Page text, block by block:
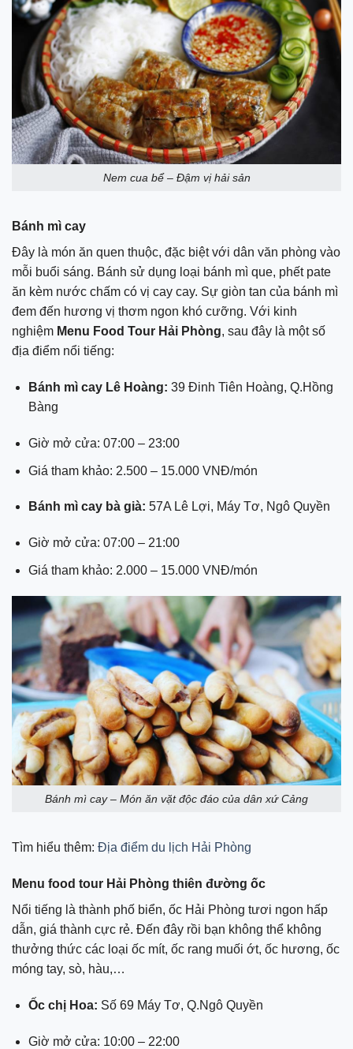
Nem cua bể – Đậm vị hải sản
Bánh mì cay
Đây là món ăn quen thuộc, đặc biệt với dân văn phòng vào
mỗi buổi sáng. Bánh sử dụng loại bánh mì que, phết pate
ăn kèm nước chấm có vị cay cay. Sự giòn tan của bánh mì
đem đến hương vị thơm ngon khó cưỡng. Với kinh
nghiệm Menu Food Tour Hải Phòng, sau đây là một số
địa điểm nổi tiếng:
Bánh mì cay Lê Hoàng: 39 Đinh Tiên Hoàng, Q.Hồng
Bàng
Giờ mở cửa: 07:00 – 23:00
Giá tham khảo: 2.500 – 15.000 VNĐ/món
Bánh mì cay bà già: 57A Lê Lợi, Máy Tơ, Ngô Quyền
Giờ mở cửa: 07:00 – 21:00
Giá tham khảo: 2.000 – 15.000 VNĐ/món
Bánh mì cay – Món ăn vặt độc đáo của dân xứ Cảng
Tìm hiểu thêm: Địa điểm du lịch Hải Phòng
Menu food tour Hải Phòng thiên đường ốc
Nổi tiếng là thành phố biển, ốc Hải Phòng tươi ngon hấp
dẫn, giá thành cực rẻ. Đến đây rồi bạn không thể không
thưởng thức các loại ốc mít, ốc rang muối ớt, ốc hương, ốc
móng tay, sò, hàu,…
Ốc chị Hoa: Số 69 Máy Tơ, Q.Ngô Quyền
Giờ mở cửa: 10:00 – 22:00